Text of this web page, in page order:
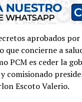
aprobados por
que concierne a
PCM es ceder la
comisionado
Escoto Valerio.